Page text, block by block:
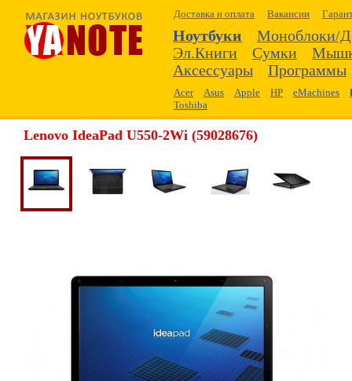
Доставка и оплата Вакансии
Ноутбуки
Моноблоки/
Эл.Книги
Сумки
Аксессуары
Программы
Acer Asus Apple HP eMachines
Toshiba
Lenovo IdeaPad U550-2Wi (59028676)